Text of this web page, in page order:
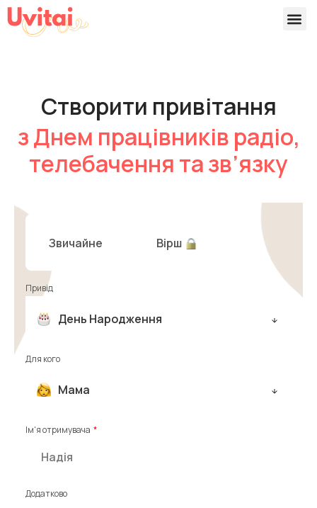
Створити привітання
з Днем працівників радіо,
телебачення та зв’язку
Звичайне Вірш
Привід
День Народження
Для кого
Мама
Ім'я отримувача
Додатково